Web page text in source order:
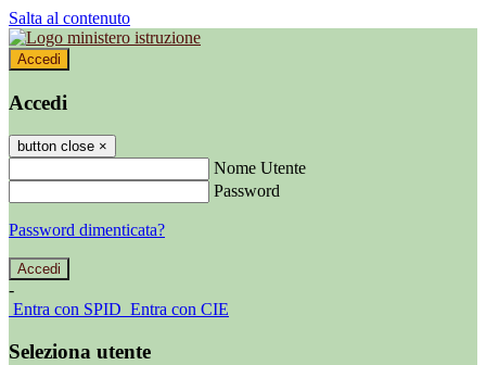
Salta al contenuto
Accedi
Accedi
button close ×
Nome Utente
Password
Password dimenticata?
-
Entra con SPID Entra con CIE
Seleziona utente